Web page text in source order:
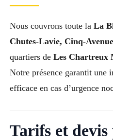
Nous couvrons toute la La
Chutes-Lavie, Cinq-
quartiers de Les Chartreux
Notre présence garantit une
efficace en cas d’urgence
Tarifs et